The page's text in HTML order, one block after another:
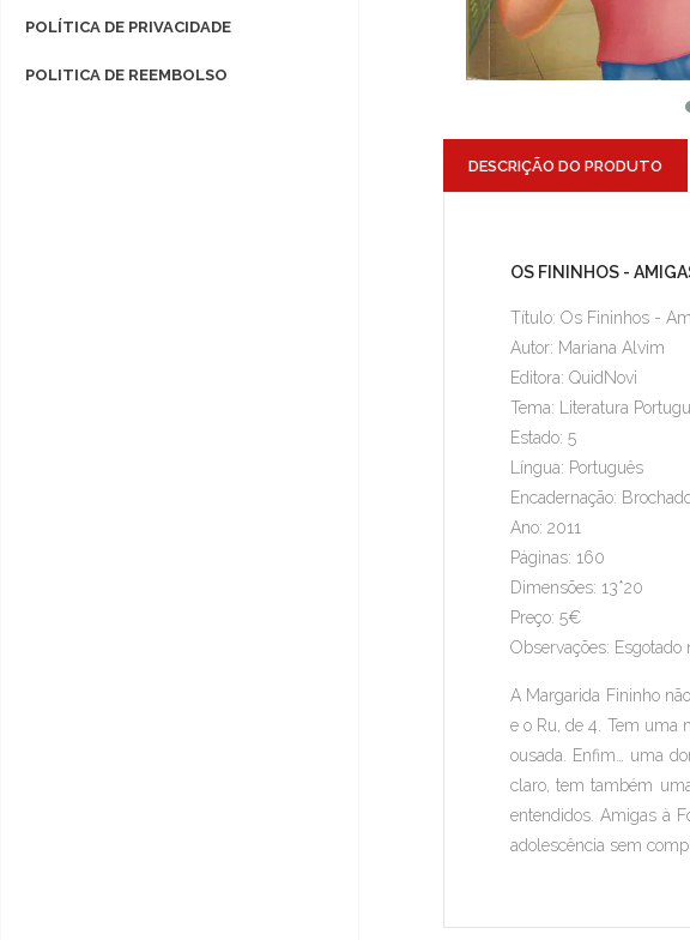
POLÍTICA DE PRIVACIDADE
POLITICA DE REEMBOLSO
DESCRIÇÃO DO PRODUTO
OS FININHOS -
Título: Os Fininhos -
Autor: Mariana Alvim
Editora: QuidNovi
Tema: Literatura
Estado: 5
Língua: Português
Encadernação:
Ano: 2011
Páginas: 160
Dimensões: 13*20
Preço: 5€
Observações: Esgotado
A Margarida Fininho
e o Ru, de 4. Tem uma
ousada. Enfim… uma
claro, tem também
entendidos. Amigas à
adolescência sem